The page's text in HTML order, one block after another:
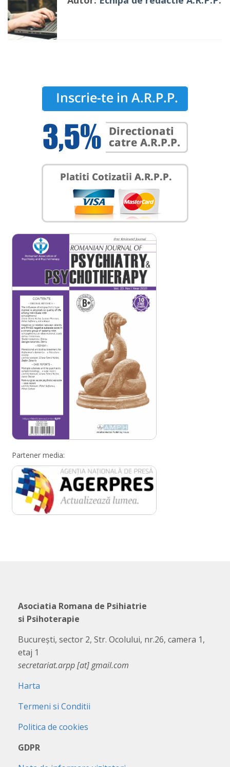
Partener media:
Asociatia Romana de Psihiatrie
si Psihoterapie
București, sector 2, Str. Ocolului, nr.26, camera 1,
etaj 1
secretariat.arpp [at] gmail.com
Harta
Termeni si Conditii
Politica de cookies
GDPR